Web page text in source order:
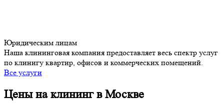
Юридическим лицам
Наша клининговая компания предоставляет весь спектр услуг
по клинигу квартир, офисов и коммерческих помещений.
Все услуги
Цены на клининг в Москве